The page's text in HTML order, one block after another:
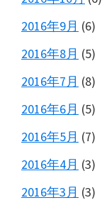
2016年9月 (6)
2016年8月 (5)
2016年7月 (8)
2016年6月 (5)
2016年5月 (7)
2016年4月 (3)
2016年3月 (3)